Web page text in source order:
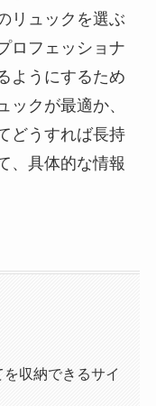
リュックを選ぶ
ロフェッショナ
ようにするため
ックが最適か、
どうすれば長持
、具体的な情報
収納できるサイ